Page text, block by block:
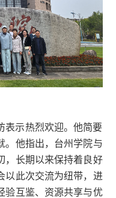
表示热烈欢迎。他简要
。他指出，台州学院与
，长期以来保持着良好
以此次交流为纽带，进
验互鉴、资源共享与优